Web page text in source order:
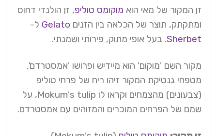
זן המקור של מאי הואמוקומס טוליפ, זן הולנדי דחוס
ומתקתק, תוצר של הכלאה בין הזניםGelatoל-
Sherbet. בעל אופי מתוק, פירותי ושמנתי.
מקור השם 'מוקום' הוא מיידיש ופרושו 'אמסטרדם'.
מטפחי גנטיקת המקור זיהו ריח של פרחי טוליפ
(צבעונים) מהצמחים וקראו לו Mokum's tulip, על
שמם של הפרחים המוכרים והמזוהים עם אמסטרדם.